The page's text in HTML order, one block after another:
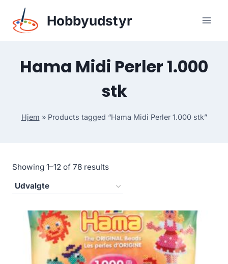
content
Hobbyudstyr
Hama Midi Perler 1.000
stk
Hjem » Products tagged “Hama Midi Perler 1.000 stk”
Showing 1–12 of 78 results